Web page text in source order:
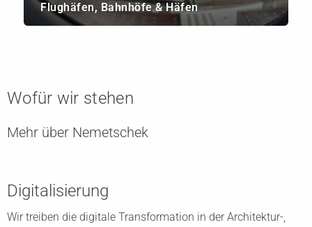
Flughäfen, Bahnhöfe & Häfen
Wofür wir stehen
Mehr über Nemetschek
Digitalisierung
Wir treiben die digitale Transformation in der Architektur-,